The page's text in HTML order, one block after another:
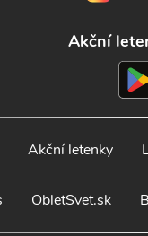
Akční
Akční letenky
ObletSvet.sk